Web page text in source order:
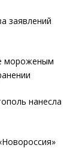
заявлений
мороженым
нанесла